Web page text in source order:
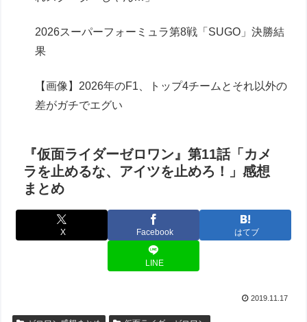
2026スーパーフォーミュラ第8戦「SUGO」決勝結
果
【画像】2026年のF1、トップ4チームとそれ以外の
差がガチでエグい
『仮面ライダーゼロワン』第11話「カメ
ラを止めるな、アイツを止めろ！」感想
まとめ
X Facebook はてブ
LINE
2019.11.17